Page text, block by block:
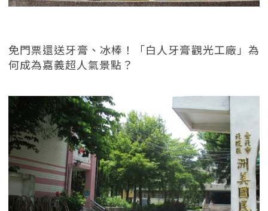
免門票還送牙膏、冰棒！「白人牙膏觀光工廠」為
何成為嘉義超人氣景點？